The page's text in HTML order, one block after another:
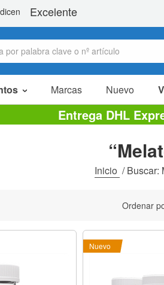
Marcas Nuevo
Entrega DHL
Inicio /Buscar:
Ordenar
Nuevo